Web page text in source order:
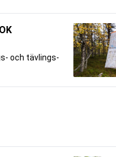
och tävlings-